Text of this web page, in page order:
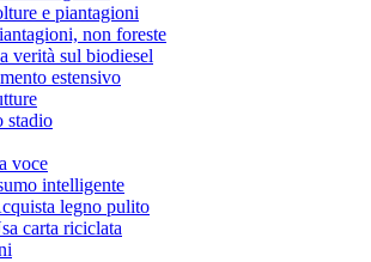
e piantagioni
non foreste
verità sul biodiesel
estensivo
stadio
voce
intelligente
legno pulito
carta riciclata